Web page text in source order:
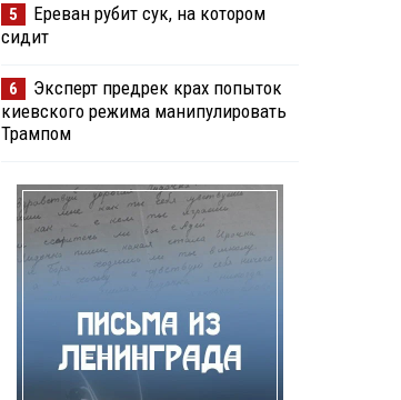
5
Ереван рубит сук, на котором
сидит
6
Эксперт предрек крах попыток
киевского режима манипулировать
Трампом